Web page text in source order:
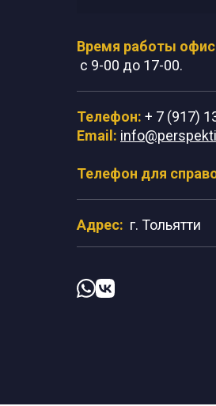
Время работы
с 9-00 до 17-00.
Телефон: + 7 (917)
Email:
Телефон для
Адрес: г. Тольятти